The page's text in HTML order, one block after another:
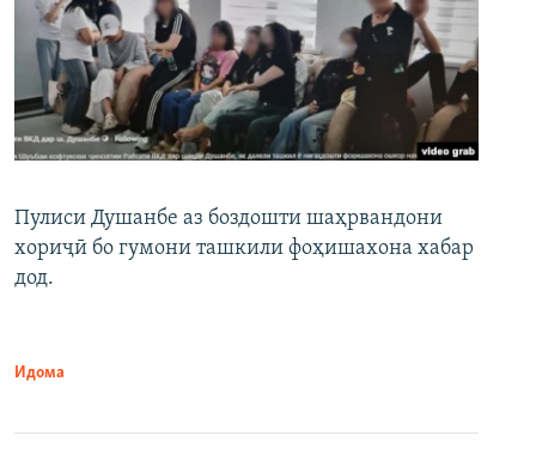
Пулиси Душанбе аз боздошти шаҳрвандони
хориҷӣ бо гумони ташкили фоҳишахона хабар
дод.
Идома